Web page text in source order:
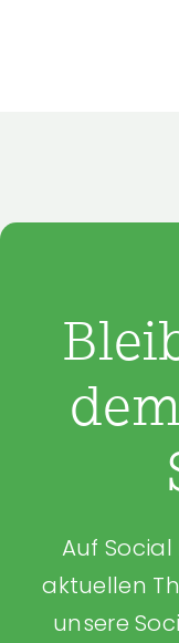
Auf
aktuellen
unsere